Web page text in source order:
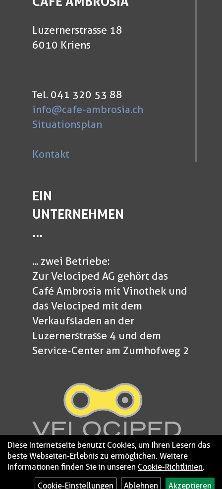
Luzernerstrasse 18
6010 Kriens
Tel. 041 320 53 88
info@cafe-ambrosia.ch
Situationsplan
Kontakt
EIN
UNTERNEHMEN
...
... zwei Betriebe:
Zur Velociped AG gehört das
Café Ambrosia mit Vinothek und
das Velociped mit dem
Verkaufsladen an der
Luzernerstrasse 4 und dem
Service-Center am Zumhofweg 2
© 2026 - Velociped Impressum
Diese Internetseite benutzt Cookies, um Ihren Lesern das
beste Webseiten-Erlebnis zu ermöglichen. Weitere
Informationen finden Sie in unseren Cookie-Richtlinien.
Cookie-Einstellungen
Ablehnen Akzeptieren